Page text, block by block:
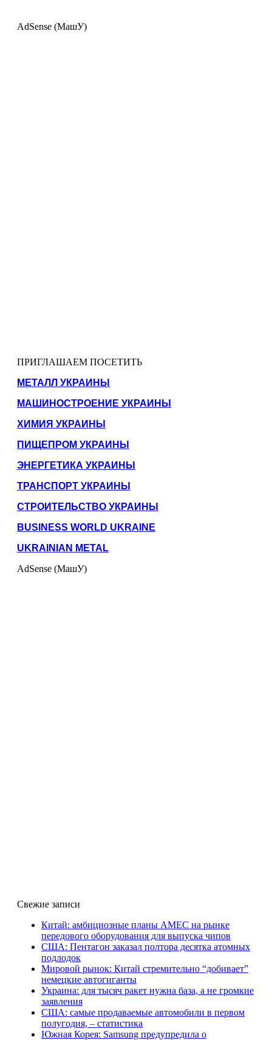
AdSense (МашУ)
ПРИГЛАШАЕМ ПОСЕТИТЬ
МЕТАЛЛ УКРАИНЫ
МАШИНОСТРОЕНИЕ УКРАИНЫ
ХИМИЯ УКРАИНЫ
ПИЩЕПРОМ УКРАИНЫ
ЭНЕРГЕТИКА УКРАИНЫ
ТРАНСПОРТ УКРАИНЫ
СТРОИТЕЛЬСТВО УКРАИНЫ
BUSINESS WORLD UKRAINE
UKRAINIAN METAL
AdSense (МашУ)
Свежие записи
Китай: амбициозные планы AMEC на рынке
передового оборудования для выпуска чипов
США: Пентагон заказал полтора десятка атомных
подлодок
Мировой рынок: Китай стремительно “добивает”
немецкие автогиганты
Украина: для тысяч ракет нужна база, а не громкие
заявления
США: самые продаваемые автомобили в первом
полугодия, – статистика
Южная Корея: Samsung предупредила о